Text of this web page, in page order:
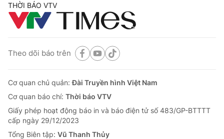
THỜI BÁO VTV
Theo dõi báo trên
Cơ quan chủ quản:Đài Truyền hình Việt Nam
Cơ quan báo chí: Thời báo VTV
Giấy phép hoạt động báo in và báo điện tử số 483/GP-BTTTT
cấp ngày 29/12/2023
Tổng Biên tập: Vũ Thanh Thủy